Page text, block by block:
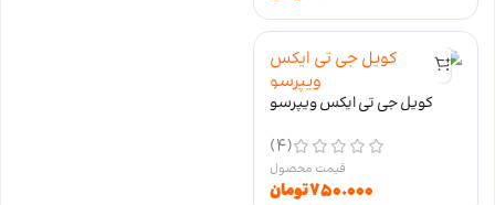
کویل جی تی ایکس ویپرسو
(4)
۷۵۰.۰۰۰تومان